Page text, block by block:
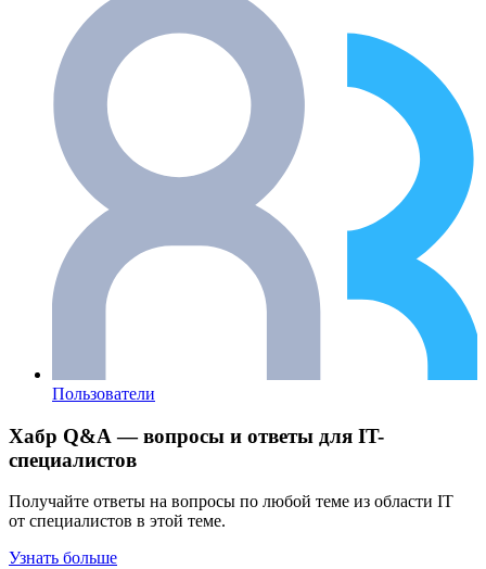
Пользователи
Хабр Q&A — вопросы и ответы для IT-
специалистов
Получайте ответы на вопросы по любой теме из области IT
от специалистов в этой теме.
Узнать больше